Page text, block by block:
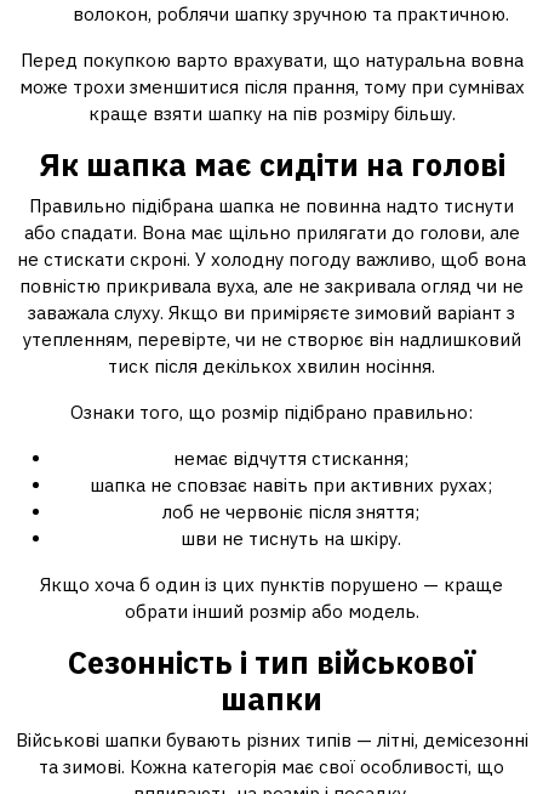
волокон, роблячи шапку зручною та практичною.
Перед покупкою варто врахувати, що натуральна вовна
може трохи зменшитися після прання, тому при сумнівах
краще взяти шапку на пів розміру більшу.
Як шапка має сидіти на голові
Правильно підібрана шапка не повинна надто тиснути
або спадати. Вона має щільно прилягати до голови, але
не стискати скроні. У холодну погоду важливо, щоб вона
повністю прикривала вуха, але не закривала огляд чи не
заважала слуху. Якщо ви приміряєте зимовий варіант з
утепленням, перевірте, чи не створює він надлишковий
тиск після декількох хвилин носіння.
Ознаки того, що розмір підібрано правильно:
немає відчуття стискання;
шапка не сповзає навіть при активних рухах;
лоб не червоніє після зняття;
шви не тиснуть на шкіру.
Якщо хоча б один із цих пунктів порушено — краще
обрати інший розмір або модель.
Сезонність і тип військової
шапки
Військові шапки бувають різних типів — літні, демісезонні
та зимові. Кожна категорія має свої особливості, що